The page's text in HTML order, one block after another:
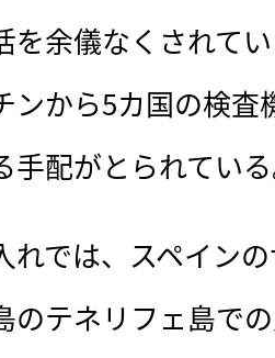
を余儀なくされて
ンから5カ国の検査
手配がとられてい
では、スペイン
のテネリフェ島で